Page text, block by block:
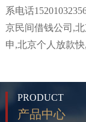
系电话
京民间借钱公司,
申,北京个人放款
PRODUCT
产品中心